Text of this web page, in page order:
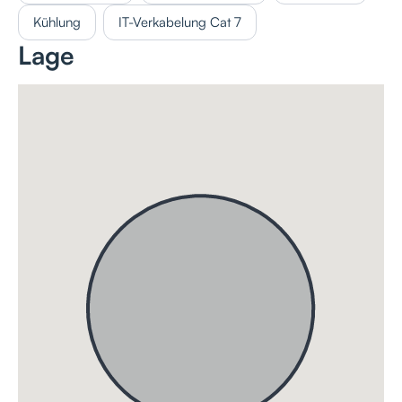
Kühlung IT-Verkabelung Cat 7
Lage